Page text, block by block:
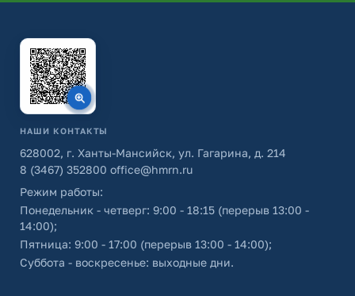
НАШИ КОНТАКТЫ
628002, г. Ханты-Мансийск, ул. Гагарина, д. 214
8 (3467) 352800 office@hmrn.ru
Режим работы:
Понедельник - четверг: 9:00 - 18:15 (перерыв 13:00 -
14:00);
Пятница: 9:00 - 17:00 (перерыв 13:00 - 14:00);
Суббота - воскресенье: выходные дни.